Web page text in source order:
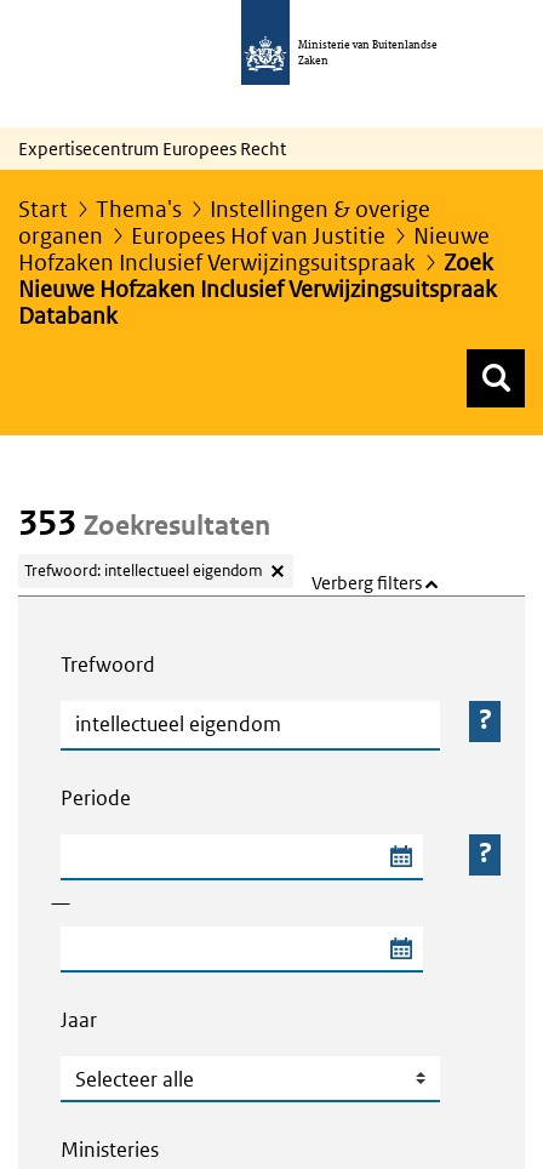
Ministerie van Buitenlandse
Zaken
Expertisecentrum Europees Recht
Start Thema's
Instellingen & overige
organen
Europees Hof van Justitie
Nieuwe
Hofzaken Inclusief Verwijzingsuitspraak
Zoek
Nieuwe Hofzaken Inclusief Verwijzingsuitspraak
Databank
353 Zoekresultaten
Trefwoord: intellectueel eigendom
Verberg filters
Trefwoord
Trefwoord
Periode
—
Jaar
Jaar
Ministeries